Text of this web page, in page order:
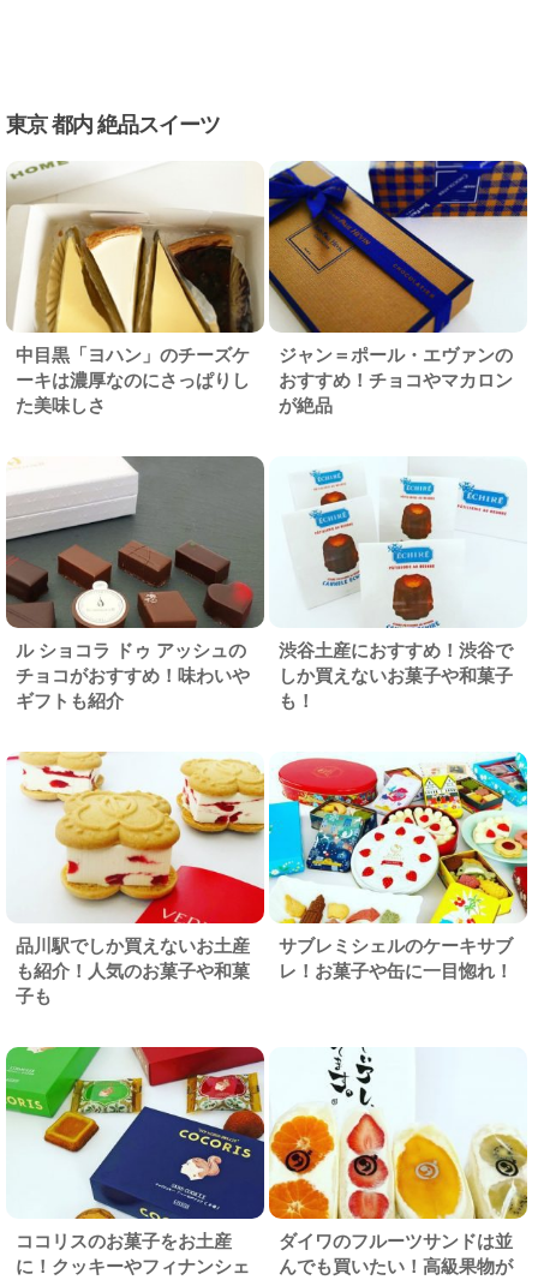
東京 都内 絶品スイーツ
中目黒「ヨハン」のチーズケ
ーキは濃厚なのにさっぱりし
た美味しさ
ジャン＝ポール・エヴァンの
おすすめ！チョコやマカロン
が絶品
ル ショコラ ドゥ アッシュの
チョコがおすすめ！味わいや
ギフトも紹介
渋谷土産におすすめ！渋谷で
しか買えないお菓子や和菓子
も！
品川駅でしか買えないお土産
も紹介！人気のお菓子や和菓
子も
サブレミシェルのケーキサブ
レ！お菓子や缶に一目惚れ！
ココリスのお菓子をお土産
に！クッキーやフィナンシェ
ダイワのフルーツサンドは並
んでも買いたい！高級果物が